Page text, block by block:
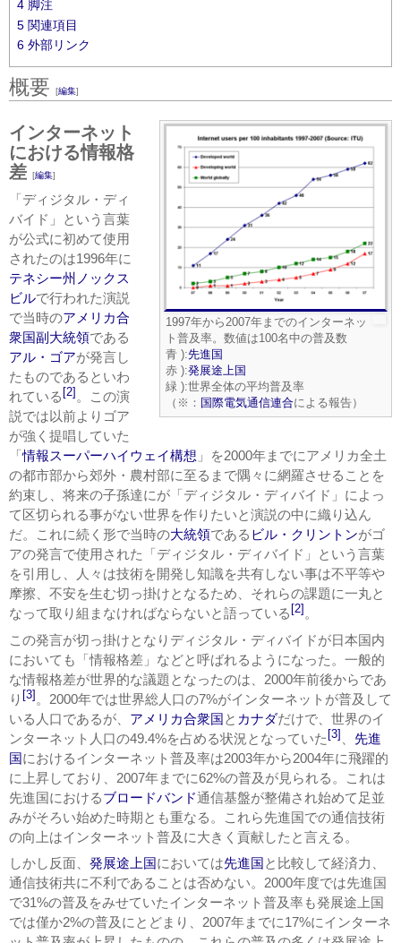
4 脚注
5 関連項目
6 外部リンク
概要 [編集]
1997年から2007年までのインターネッ
ト普及率。数値は100名中の普及数
青 ):先進国
赤 ):発展途上国
緑 ):世界全体の平均普及率
（※： 国際電気通信連合による報告）
インターネット
における情報格
差 [編集]
「ディジタル・ディ
バイド」という言葉
が公式に初めて使用
されたのは1996年に
テネシー州 ノックス
ビルで行われた演説
で当時のアメリカ合
衆国副大統領である
アル・ゴアが発言し
たものであるといわ
れている [2] 。この演
説では以前よりゴア
が強く提唱していた
「情報スーパーハイウェイ構想 」を2000年までにアメリカ全土
の都市部から郊外・農村部に至るまで隅々に網羅させることを
約束し、将来の子孫達にが「ディジタル・ディバイド」によっ
て区切られる事がない世界を作りたいと演説の中に織り込ん
だ。これに続く形で当時の大統領である ビル・クリントンがゴ
アの発言で使用された「ディジタル・ディバイド」という言葉
を引用し、人々は技術を開発し知識を共有しない事は不平等や
摩擦、不安を生む切っ掛けとなるため、それらの課題に一丸と
なって取り組まなければならないと語っている [2] 。
この発言が切っ掛けとなりディジタル・ディバイドが日本国内
においても「情報格差」などと呼ばれるようになった。一般的
な情報格差が世界的な議題となったのは、2000年前後からであ
り [3] 。2000年では世界総人口の7%がインターネットが普及して
いる人口であるが、 アメリカ合衆国と カナダだけで、世界のイ
ンターネット人口の49.4%を占める状況となっていた [3]
先進
国におけるインターネット普及率は2003年から2004年に飛躍的
に上昇しており、2007年までに62%の普及が見られる。これは
先進国におけるブロードバンド通信基盤が整備され始めて足並
みがそろい始めた時期とも重なる。これら先進国での通信技術
の向上はインターネット普及に大きく貢献したと言える。
しかし反面、 発展途上国においては先進国と比較して経済力、
通信技術共に不利であることは否めない。2000年度では先進国
で31%の普及をみせていたインターネット普及率も発展途上国
では僅か2%の普及にとどまり、2007年までに17%にインターネ